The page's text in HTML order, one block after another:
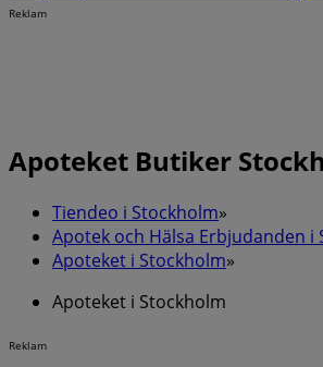
Reklam
Apoteket Butiker
Tiendeo i Stockholm»
Apotek och Hälsa Erbjudanden i
Apoteket i Stockholm»
Apoteket i Stockholm
Reklam